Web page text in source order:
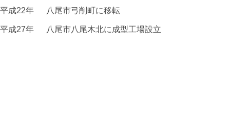
平成22年 八尾市弓削町に移転
平成27年 八尾市八尾木北に成型工場設立